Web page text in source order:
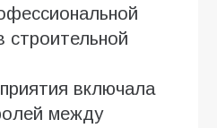
строительной
включала
между